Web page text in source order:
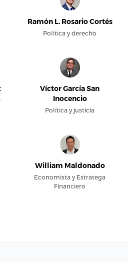
Ramón L. Rosario Cortés
Política y derecho
Víctor García San
Inocencio
Política y justicia
William Maldonado
Economista y Estratega
Financiero